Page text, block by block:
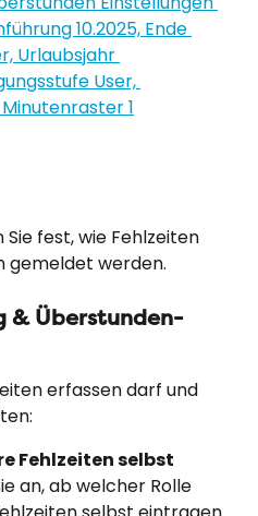
Sie fest, wie Fehlzeiten
gemeldet werden.
& Überstunden-
erfassen darf und
Fehlzeiten selbst
an, ab welcher Rolle